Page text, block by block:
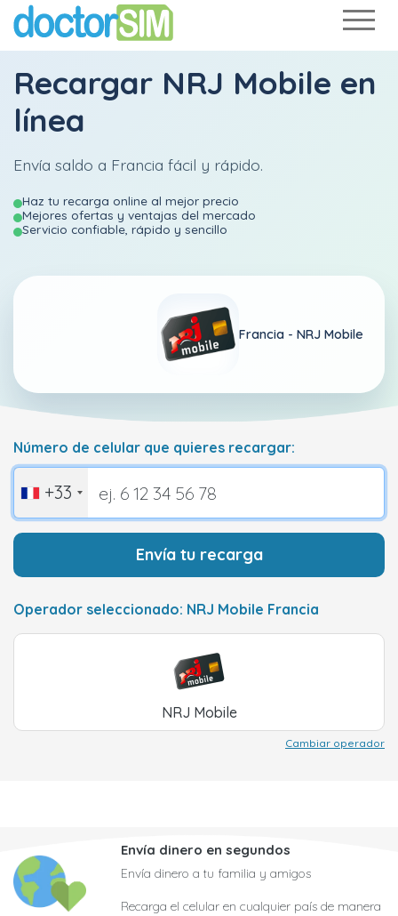
Recargar NRJ Mobile en
línea
Envía saldo a Francia fácil y rápido.
Haz tu recarga online al mejor precio
Mejores ofertas y ventajas del mercado
Servicio confiable, rápido y sencillo
Francia - NRJ Mobile
Número de celular que quieres recargar:
+33
Envía tu recarga
Operador seleccionado: NRJ Mobile Francia
NRJ Mobile
Cambiar operador
Envía dinero en segundos
Envía dinero a tu familia y amigos
Recarga el celular en cualquier país de manera